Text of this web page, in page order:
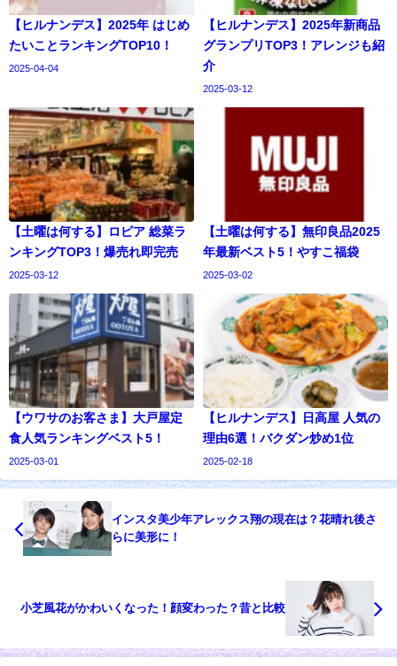
【ヒルナンデス】2025年 はじめ
たいことランキングTOP10！
2025-04-04
【ヒルナンデス】2025年新商品
グランプリTOP3！アレンジも紹
介
2025-03-12
【土曜は何する】ロピア 総菜ラ
ンキングTOP3！爆売れ即完売
2025-03-12
【土曜は何する】無印良品2025
年最新ベスト5！やすこ福袋
2025-03-02
【ウワサのお客さま】大戸屋定
食人気ランキングベスト5！
2025-03-01
【ヒルナンデス】日高屋 人気の
理由6選！バクダン炒め1位
2025-02-18
インスタ美少年アレックス翔の現在は？花晴れ後さ
らに美形に！
小芝風花がかわいくなった！顔変わった？昔と比較